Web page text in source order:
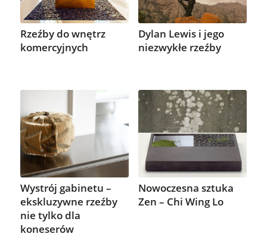
Rzeźby do wnętrz
komercyjnych
Dylan Lewis i jego
niezwykłe rzeźby
Wystrój gabinetu –
ekskluzywne rzeźby
nie tylko dla
koneserów
Nowoczesna sztuka
Zen – Chi Wing Lo